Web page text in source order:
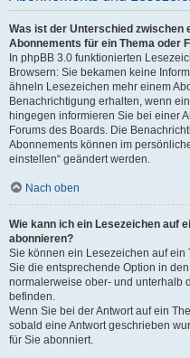
Was ist der Unterschied zwischen
Abonnements für ein Thema oder
In phpBB 3.0 funktionierten
Browsern: Sie bekamen keine
ähneln Lesezeichen mehr einem
Benachrichtigung erhalten, wenn
hingegen informieren Sie bei einer
Forums des Boards. Die
Abonnements können im
einstellen“ geändert werden.
Nach oben
Wie kann ich ein Lesezeichen auf
abonnieren?
Sie können ein Lesezeichen auf
Sie die entsprechende Option in
normalerweise ober- und unterhalb
befinden.
Wenn Sie bei der Antwort auf ein
sobald eine Antwort geschrieben
für Sie abonniert.